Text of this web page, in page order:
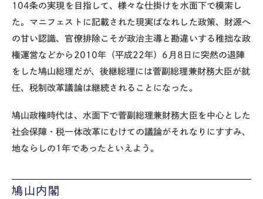
104条の実現を目指して、様々な仕掛けを水面下で模索し
た。マニフェストに記載された現実ばなれした政策、財源へ
の甘い認識、官僚排除こそが政治主導と勘違いする稚拙な政
権運営などから2010年（平成22年） 6 月8日に突然の退陣
をした鳩山総理だが、後継総理には菅副総理兼財務大臣が就
任、税制改革議論は継続されることになった。
鳩山政権時代は、水面下で菅副総理兼財務大臣を中心とした
社会保障・税一体改革にむけての議論がそれなりにすすみ、
地ならしの1年であったといえよう。
鳩山内閣